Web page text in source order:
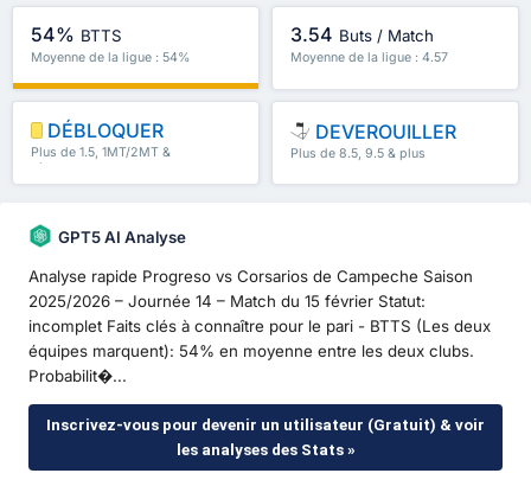
54% BTTS
Moyenne de la ligue : 54%
3.54 Buts / Match
Moyenne de la ligue : 4.57
DÉBLOQUER
Plus de 1.5, 1MT/2MT &
plus
DEVEROUILLER
Plus de 8.5, 9.5 & plus
GPT5 AI Analyse
Analyse rapide Progreso vs Corsarios de Campeche Saison
2025/2026 – Journée 14 – Match du 15 février Statut:
incomplet Faits clés à connaître pour le pari - BTTS (Les deux
équipes marquent): 54% en moyenne entre les deux clubs.
Probabilit�...
Inscrivez-vous pour devenir un utilisateur (Gratuit) & voir
les analyses des Stats »